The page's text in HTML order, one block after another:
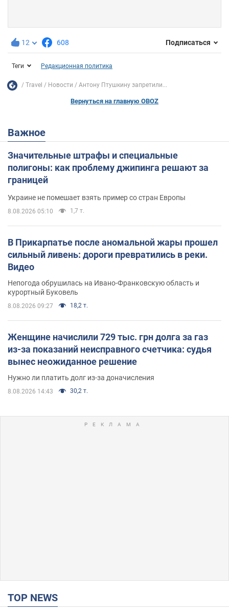
12 608 Подписаться
Теги Редакционная политика
Travel Новости Антону Птушкину запретили...
Вернуться на главную OBOZ
Важное
Значительные штрафы и специальные
полигоны: как проблему джипинга решают за
границей
Украине не помешает взять пример со стран Европы
8.08.2026 05:10 1,7 т.
В Прикарпатье после аномальной жары прошел
сильный ливень: дороги превратились в реки.
Видео
Непогода обрушилась на Ивано-Франковскую область и
курортный Буковель
8.08.2026 09:27 18,2 т.
Женщине начислили 729 тыс. грн долга за газ
из-за показаний неисправного счетчика: судья
вынес неожиданное решение
Нужно ли платить долг из-за доначисления
8.08.2026 14:43 30,2 т.
TOP NEWS